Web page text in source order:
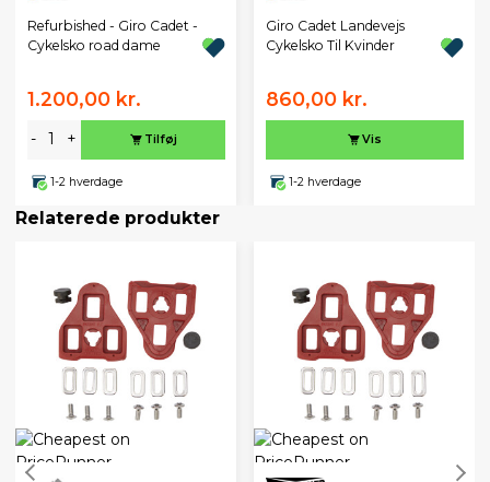
Refurbished - Giro Cadet -
Cykelsko road dame
1.200,00 kr.
- + Tilføj
1-2 hverdage
Giro Cadet Landevejs
Cykelsko Til Kvinder
860,00 kr.
Vis
1-2 hverdage
Relaterede produkter